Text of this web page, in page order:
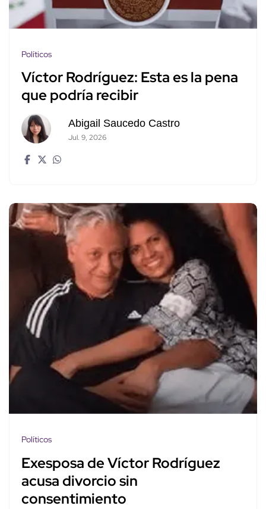
Políticos
Víctor Rodríguez: Esta es la pena
que podría recibir
Abigail Saucedo Castro
Jul. 9, 2026
Políticos
Exesposa de Víctor Rodríguez
acusa divorcio sin
consentimiento